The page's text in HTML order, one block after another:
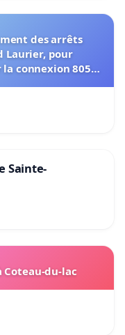
des arrêts
Laurier, pour
connexion 805-
Sainte-
du-lac